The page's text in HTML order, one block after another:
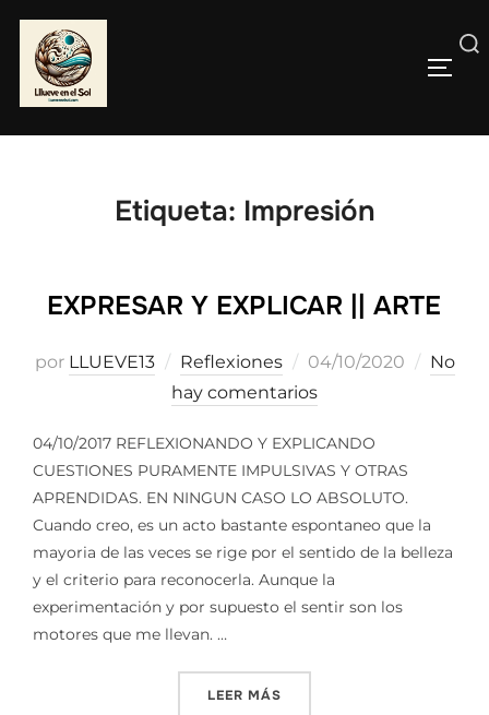
contenido
Buscar:
Etiqueta: Impresión
EXPRESAR Y EXPLICAR || ARTE
por LLUEVE13 Reflexiones
Publicado
el
04/10/2020
No
hay comentarios
04/10/2017 REFLEXIONANDO Y EXPLICANDO
CUESTIONES PURAMENTE IMPULSIVAS Y OTRAS
APRENDIDAS. EN NINGUN CASO LO ABSOLUTO.
Cuando creo, es un acto bastante espontaneo que la
mayoria de las veces se rige por el sentido de la belleza
y el criterio para reconocerla. Aunque la
experimentación y por supuesto el sentir son los
motores que me llevan. …
LEER MÁS